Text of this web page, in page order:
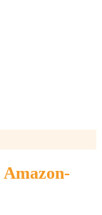
Amazon-